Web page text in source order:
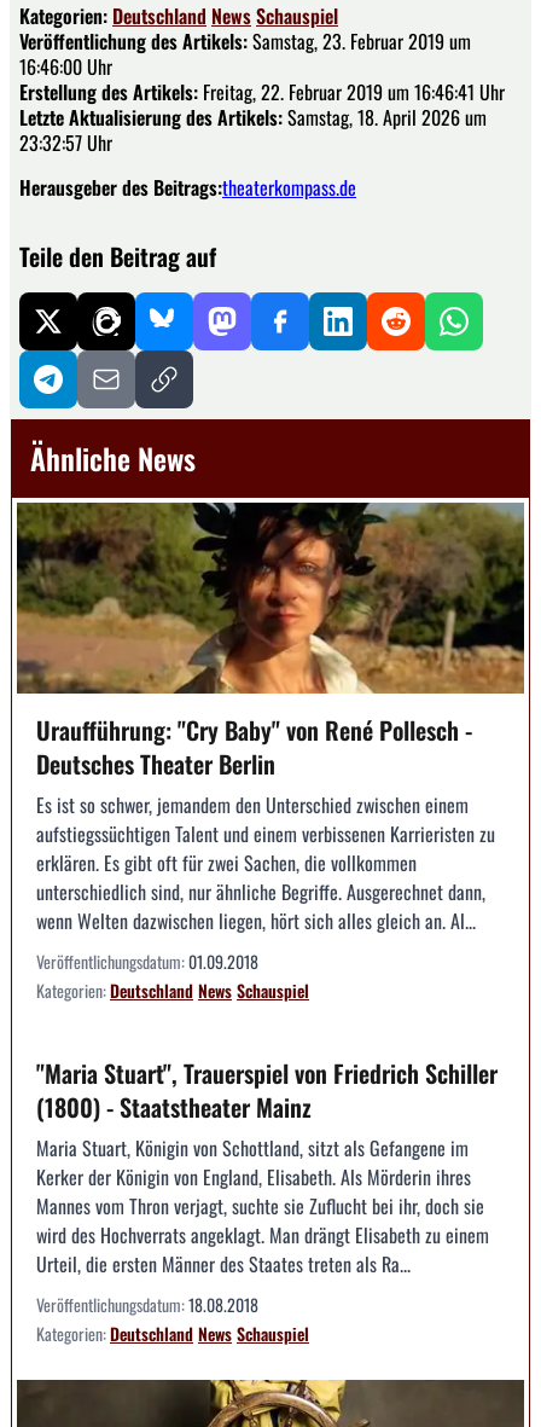
Kategorien: Deutschland NewsSchauspiel
Veröffentlichung des Artikels:Samstag, 23. Februar 2019 um
16:46:00 Uhr
Erstellung des Artikels: Freitag, 22. Februar 2019 um 16:46:41 Uhr
Letzte Aktualisierung des Artikels:Samstag, 18. April 2026 um
23:32:57 Uhr
Herausgeber des Beitrags:theaterkompass.de
Teile den Beitrag auf
Ähnliche News
Uraufführung: "Cry Baby" von René Pollesch -
Deutsches Theater Berlin
Es ist so schwer, jemandem den Unterschied zwischen einem
aufstiegssüchtigen Talent und einem verbissenen Karrieristen zu
erklären. Es gibt oft für zwei Sachen, die vollkommen
unterschiedlich sind, nur ähnliche Begriffe. Ausgerechnet dann,
wenn Welten dazwischen liegen, hört sich alles gleich an. Al...
Veröffentlichungsdatum:01.09.2018
Kategorien:DeutschlandNewsSchauspiel
"Maria Stuart", Trauerspiel von Friedrich Schiller
(1800) - Staatstheater Mainz
Maria Stuart, Königin von Schottland, sitzt als Gefangene im
Kerker der Königin von England, Elisabeth. Als Mörderin ihres
Mannes vom Thron verjagt, suchte sie Zuflucht bei ihr, doch sie
wird des Hochverrats angeklagt. Man drängt Elisabeth zu einem
Urteil, die ersten Männer des Staates treten als Ra...
Veröffentlichungsdatum:18.08.2018
Kategorien:DeutschlandNewsSchauspiel